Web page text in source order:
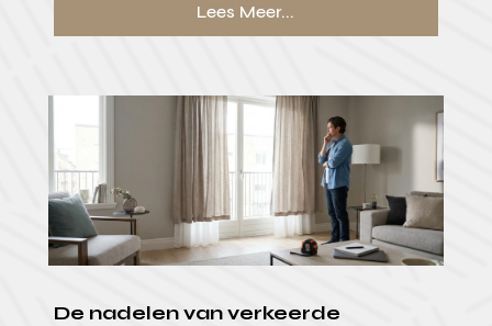
Lees Meer...
De nadelen van verkeerde